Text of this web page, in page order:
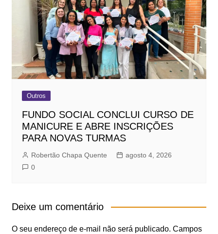
Outros
FUNDO SOCIAL CONCLUI CURSO DE
MANICURE E ABRE INSCRIÇÕES
PARA NOVAS TURMAS
Robertão Chapa Quente
agosto 4, 2026
0
Deixe um comentário
O seu endereço de e-mail não será publicado. Campos